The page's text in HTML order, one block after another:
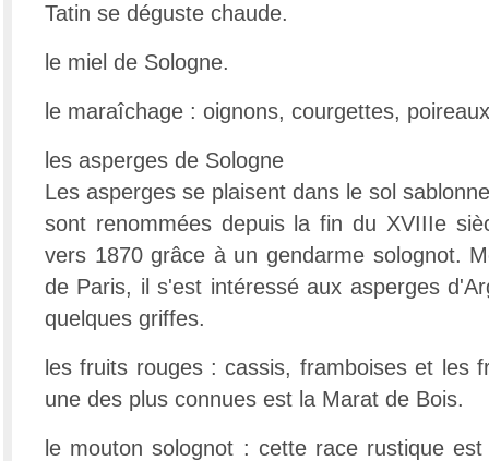
Tatin se déguste chaude.
le miel de Sologne.
le maraîchage : oignons, courgettes,
les asperges de Sologne
Les asperges se plaisent dans le sol
sont renommées depuis la fin du XVIIIe
vers 1870 grâce à un gendarme solognot.
de Paris, il s'est intéressé aux asperges
quelques griffes.
les fruits rouges : cassis, framboises et les
une des plus connues est la Marat de Bois.
le mouton solognot : cette race rustique